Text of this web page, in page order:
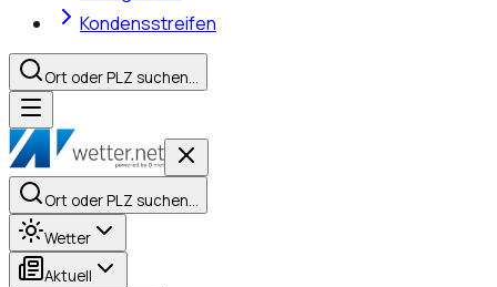
Kondensstreifen
Ort oder PLZ suchen…
Ort oder PLZ suchen…
Wetter
Aktuell